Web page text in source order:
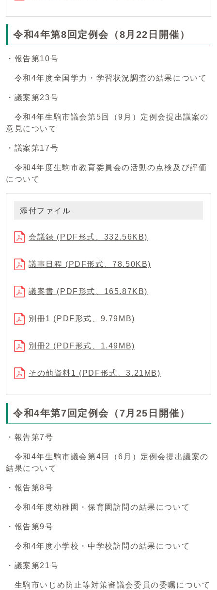
令和4年第8回定例会（8月22日開催）
・報告第10号
令和4年度全国学力・学習状況調査の結果について
・議案第23号
令和4年生駒市議会第5回（9月）定例会提出議案の
意見について
・議案第17号
令和4年度生駒市教育委員会の活動の点検及び評価
について
添付ファイル
会議録 (PDF形式、332.56KB)
議事日程 (PDF形式、78.50KB)
議案書 (PDF形式、165.87KB)
別冊1 (PDF形式、9.79MB)
別冊2 (PDF形式、1.49MB)
その他資料1 (PDF形式、3.21MB)
令和4年第7回定例会（7月25日開催）
・報告第7号
令和4年生駒市議会第4回（6月）定例会提出議案の
結果について
・報告第8号
令和4年度幼稚園・保育園訪問の結果について
・報告第9号
令和4年度小学校・中学校訪問の結果について
・議案第21号
生駒市いじめ防止等対策審議会委員の委嘱について